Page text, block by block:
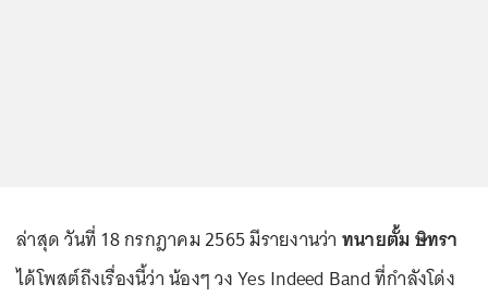
ล่าสุด วันที่ 18 กรกฎาคม 2565 มีรายงานว่า ทนายตั้ม ษิทรา
ได้โพสต์ถึงเรื่องนี้ว่า น้องๆ วง Yes Indeed Band ที่กำลังโด่ง